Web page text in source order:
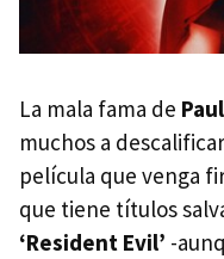
La mala fama de
muchos a
película que venga
que tiene títulos
‘Resident Evil’ -